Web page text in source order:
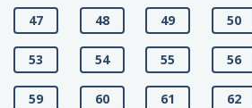
47 48 49 50
53 54 55 56
59 60 61 62